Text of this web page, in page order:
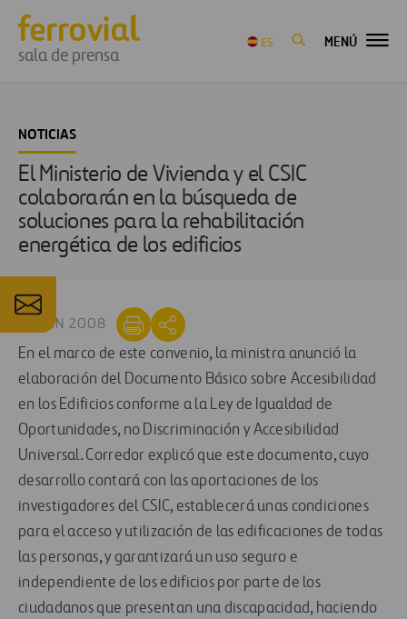
sala de prensa
ES MENÚ
NOTICIAS
El Ministerio de Vivienda y el CSIC
colaborarán en la búsqueda de
soluciones para la rehabilitación
energética de los edificios
24 JUN 2008
En el marco de este convenio, la ministra anunció la
elaboración del Documento Básico sobre Accesibilidad
en los Edificios conforme a la Ley de Igualdad de
Oportunidades, no Discriminación y Accesibilidad
Universal. Corredor explicó que este documento, cuyo
desarrollo contará con las aportaciones de los
investigadores del CSIC, establecerá unas condiciones
para el acceso y utilización de las edificaciones de todas
las personas, y garantizará un uso seguro e
independiente de los edificios por parte de los
ciudadanos que presentan una discapacidad, haciendo